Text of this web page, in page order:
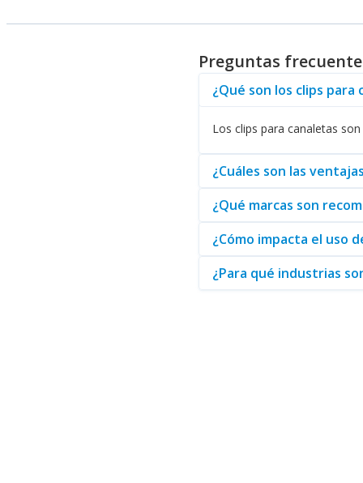
Durabilidad:Materiales
Facilidad de instalación:
Al considerar sus opciones,
perfectamente organizados
Además, losClips para
exigentes. Cada clip está
estas líneas no solo asegura
En conclusión, al optar por
Preguntas
¿Qué son los clips para
Los clips para canaletas
¿Cuáles son las
¿Qué marcas son
¿Cómo impacta el uso
¿Para qué industrias